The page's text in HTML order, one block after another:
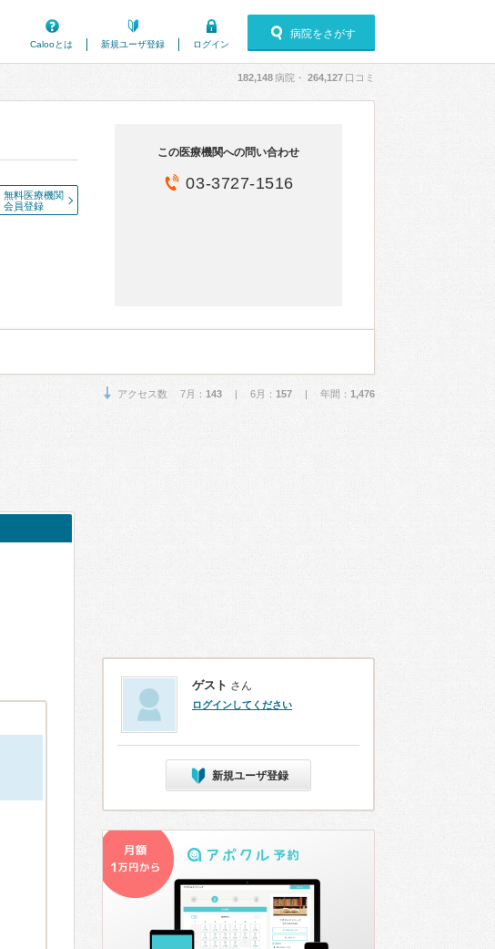
Calooとは
新規ユーザ登録 ログイン
病院をさがす
182,148病院・ 264,127 口コミ
無料医療機関
会員登録
この医療機関への問い合わせ
03-3727-1516
アクセス数 7月： 143 | 6月： 157 | 年間： 1,476
ゲスト さん
ログインしてください
新規ユーザ登録